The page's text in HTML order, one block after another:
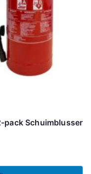
pack Schuimblusser